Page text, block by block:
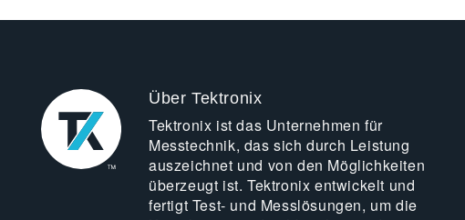
Über Tektronix
Tektronix ist das Unternehmen für
Messtechnik, das sich durch Leistung
auszeichnet und von den Möglichkeiten
überzeugt ist. Tektronix entwickelt und
fertigt Test- und Messlösungen, um die